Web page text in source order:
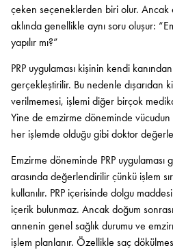
çeken seçeneklerden biri olur.
aklında genellikle aynı soru oluşur:
yapılır mı?”
PRP uygulaması kişinin kendi
gerçekleştirilir. Bu nedenle dışarıdan
verilmemesi, işlemi diğer birçok
Yine de emzirme döneminde
her işlemde olduğu gibi doktor
Emzirme döneminde PRP
arasında değerlendirilir çünkü işlem
kullanılır. PRP içerisinde dolgu
içerik bulunmaz. Ancak doğum
annenin genel sağlık durumu ve
işlem planlanır. Özellikle saç